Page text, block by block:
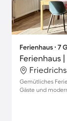
Ferienhaus ∙ 7
Gemütliches
Gäste und